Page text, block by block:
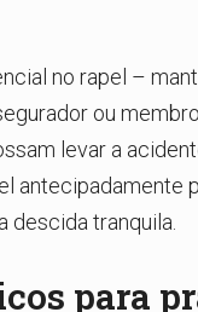
no rapel –
ou
levar a
antecipadamente
descida tranquila.
para